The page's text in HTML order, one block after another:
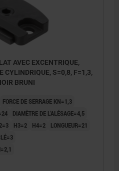
AVEC EXCENTRIQUE,
CYLINDRIQUE, S=0,8, F=1,3,
BRUNI
FORCE DE SERRAGE KN=1,3
DIAMÈTRE DE L'ALÉSAGE=4,5
H3=2 H4=2
LONGUEUR=21